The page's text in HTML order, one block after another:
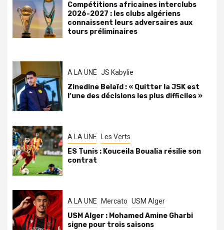
Compétitions africaines interclubs
2026-2027 : les clubs algériens
connaissent leurs adversaires aux
tours préliminaires
A LA UNE JS Kabylie
Zinedine Belaïd : « Quitter la JSK est
l’une des décisions les plus difficiles »
A LA UNE Les Verts
ES Tunis : Kouceila Boualia résilie son
contrat
A LA UNE Mercato USM Alger
USM Alger : Mohamed Amine Gharbi
signe pour trois saisons